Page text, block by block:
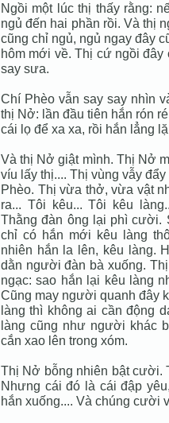
Ngồi một lúc thị thấy rằng:
ngủ đến hai phần rồi. Và thị
cũng chỉ ngủ, ngủ ngay đây
hôm mới về. Thị cứ ngồi đây
say sưa.
Chí Phèo vẫn say say nhìn
thị Nở: lần đầu tiên hắn rón
cái lọ để xa xa, rồi hắn lẳng
Và thị Nở giật mình. Thị Nở
víu lấy thị.... Thị vùng vẫy
Phèo. Thị vừa thở, vừa vật
ra... Tôi kêu... Tôi kêu
Thằng đàn ông lại phì cười.
chỉ có hắn mới kêu làng
nhiên hắn la lên, kêu làng.
dằn người đàn bà xuống.
ngạc: sao hắn lại kêu làng
Cũng may người quanh đây
làng thì không ai cần động
làng cũng như người khác
cắn xao lên trong xóm.
Thị Nở bỗng nhiên bật cười.
Nhưng cái đó là cái đập
hắn xuống.... Và chúng cười